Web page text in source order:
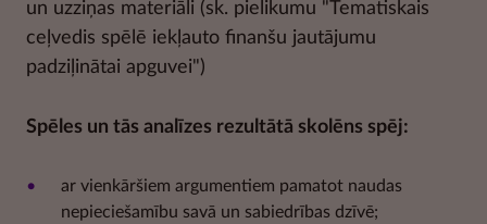
un uzziņas materiāli (sk. pielikumu "Tematiskais
ceļvedis spēlē iekļauto finanšu jautājumu
padziļinātai apguvei")
Spēles un tās analīzes rezultātā skolēns spēj:
ar vienkāršiem argumentiem pamatot naudas
nepieciešamību savā un sabiedrības dzīvē;